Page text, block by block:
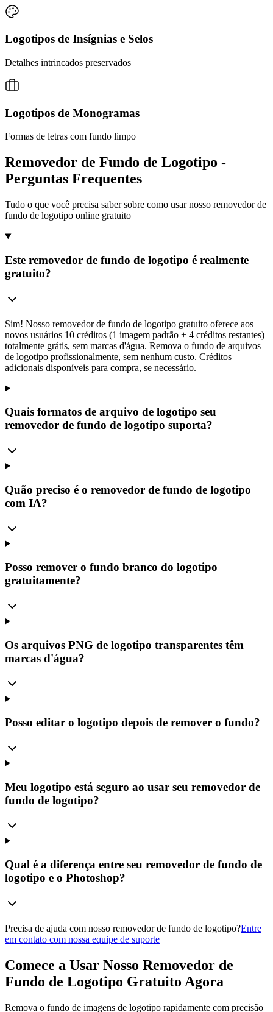
Logotipos de Insígnias e Selos
Detalhes intrincados preservados
Logotipos de Monogramas
Formas de letras com fundo limpo
Removedor de Fundo de Logotipo -
Perguntas Frequentes
Tudo o que você precisa saber sobre como usar nosso removedor de
fundo de logotipo online gratuito
Este removedor de fundo de logotipo é realmente
gratuito?
Sim! Nosso removedor de fundo de logotipo gratuito oferece aos
novos usuários 10 créditos (1 imagem padrão + 4 créditos restantes)
totalmente grátis, sem marcas d'água. Remova o fundo de arquivos
de logotipo profissionalmente, sem nenhum custo. Créditos
adicionais disponíveis para compra, se necessário.
Quais formatos de arquivo de logotipo seu
removedor de fundo de logotipo suporta?
Quão preciso é o removedor de fundo de logotipo
com IA?
Posso remover o fundo branco do logotipo
gratuitamente?
Os arquivos PNG de logotipo transparentes têm
marcas d'água?
Posso editar o logotipo depois de remover o fundo?
Meu logotipo está seguro ao usar seu removedor de
fundo de logotipo?
Qual é a diferença entre seu removedor de fundo de
logotipo e o Photoshop?
Precisa de ajuda com nosso removedor de fundo de logotipo?Entre
em contato com nossa equipe de suporte
Comece a Usar Nosso Removedor de
Fundo de Logotipo Gratuito Agora
Remova o fundo de imagens de logotipo rapidamente com precisão